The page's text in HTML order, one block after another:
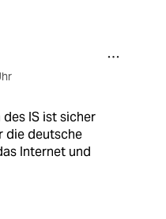
IS ist sicher
die deutsche
Internet und